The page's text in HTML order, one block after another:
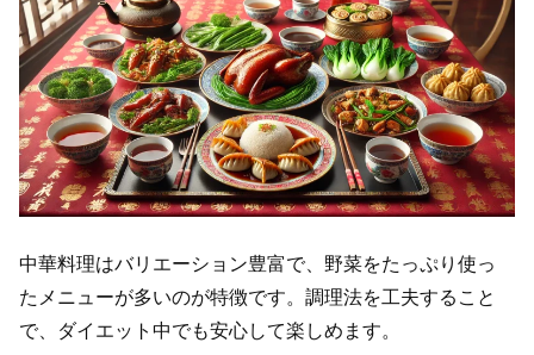
中華料理はバリエーション豊富で、野菜をたっぷり使っ
たメニューが多いのが特徴です。調理法を工夫すること
で、ダイエット中でも安心して楽しめます。